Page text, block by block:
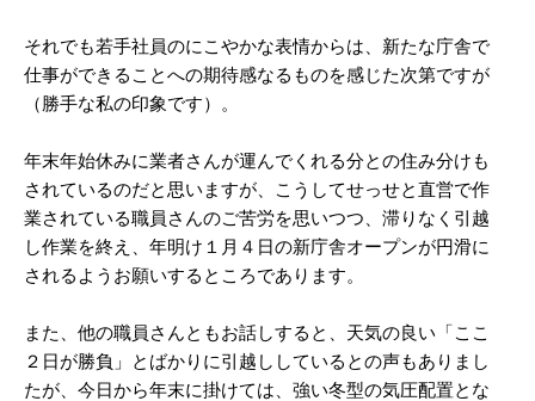
それでも若手社員のにこやかな表情からは、新たな庁舎で
仕事ができることへの期待感なるものを感じた次第ですが
（勝手な私の印象です）。
年末年始休みに業者さんが運んでくれる分との住み分けも
されているのだと思いますが、こうしてせっせと直営で作
業されている職員さんのご苦労を思いつつ、滞りなく引越
し作業を終え、年明け１月４日の新庁舎オープンが円滑に
されるようお願いするところであります。
また、他の職員さんともお話しすると、天気の良い「ここ
２日が勝負」とばかりに引越ししているとの声もありまし
たが、今日から年末に掛けては、強い冬型の気圧配置とな